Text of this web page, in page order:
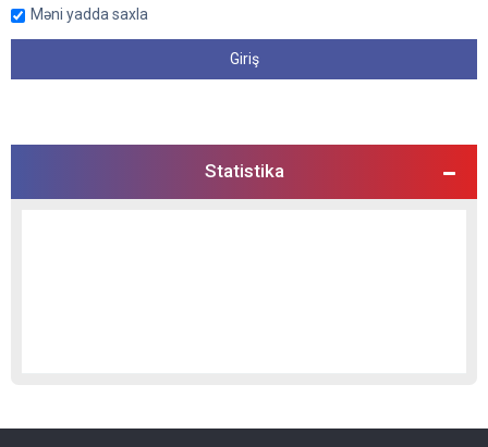
Məni yadda saxla
Statistika